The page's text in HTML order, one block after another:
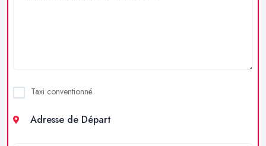
Taxi conventionné
Adresse de Départ